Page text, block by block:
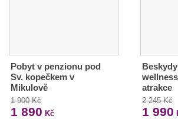
Pobyt v penzionu pod
Sv. kopečkem v
Mikulově
1 900 Kč
1 890 Kč
atrakce
2 245 Kč
1 990